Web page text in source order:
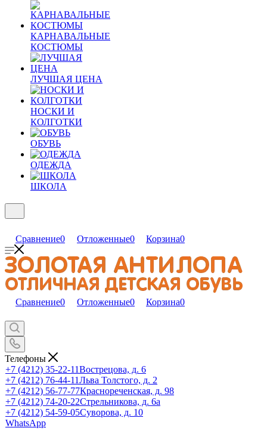
КАРНАВАЛЬНЫЕ
КОСТЮМЫ
ЛУЧШАЯ ЦЕНА
НОСКИ И
КОЛГОТКИ
ОБУВЬ
ОДЕЖДА
ШКОЛА
Сравнение0 Отложенные0 Корзина0
Сравнение0 Отложенные0 Корзина0
Телефоны
+7 (4212) 35-22-11Вострецова, д. 6
+7 (4212) 76-44-11Льва Толстого, д. 2
+7 (4212) 56-77-77Краснореченская, д. 98
+7 (4212) 74-20-22Стрельникова, д. 6а
+7 (4212) 54-59-05Суворова, д. 10
WhatsApp